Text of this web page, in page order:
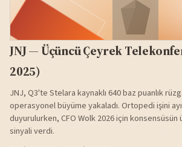
JNJ — Üçüncü Çeyrek
2025)
JNJ, Q3'te Stelara kaynaklı 640 baz puanlık
operasyonel büyüme yakaladı. Ortopedi işini
duyurulurken, CFO Wolk 2026 için
sinyali verdi.